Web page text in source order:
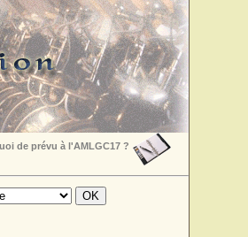
de prévu à l'AMLGC17 ?